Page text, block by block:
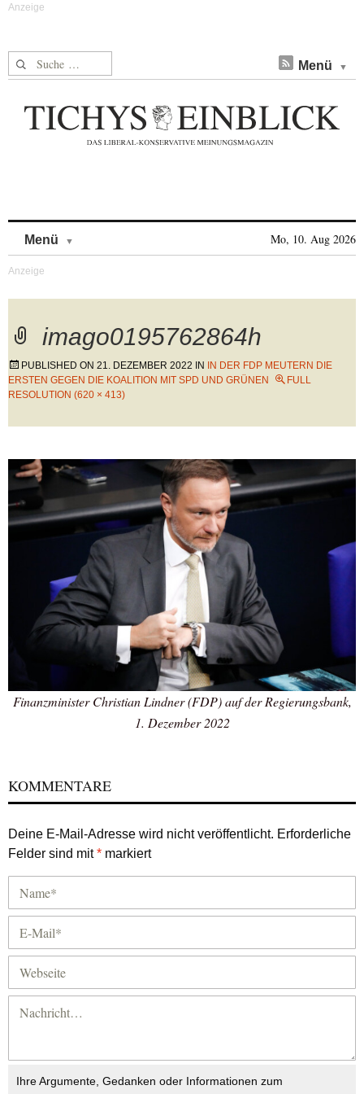
Suche nach: Menü
Menü Mo, 10. Aug 2026
imago0195762864h
PUBLISHED ON 21. DEZEMBER 2022 IN
IN DER FDP MEUTERN DIE
ERSTEN GEGEN DIE KOALITION MIT SPD UND GRÜNEN
FULL
RESOLUTION (620 × 413)
Finanzminister Christian Lindner (FDP) auf der Regierungsbank,
1. Dezember 2022
KOMMENTARE
Deine E-Mail-Adresse wird nicht veröffentlicht. Erforderliche
Felder sind mit* markiert
Ihre Argumente, Gedanken oder Informationen zum